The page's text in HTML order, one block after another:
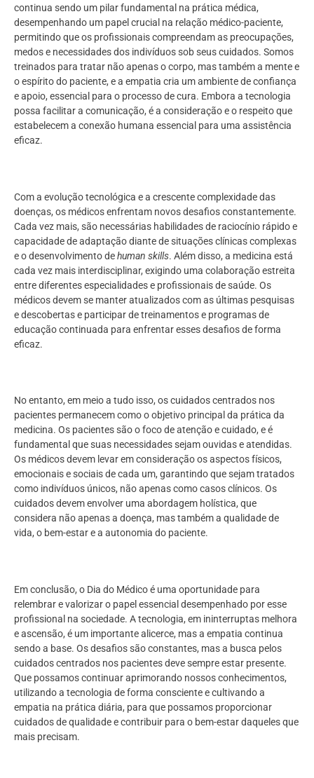
continua sendo um pilar fundamental na prática médica,
desempenhando um papel crucial na relação médico-paciente,
permitindo que os profissionais compreendam as preocupações,
medos e necessidades dos indivíduos sob seus cuidados. Somos
treinados para tratar não apenas o corpo, mas também a mente e
o espírito do paciente, e a empatia cria um ambiente de confiança
e apoio, essencial para o processo de cura. Embora a tecnologia
possa facilitar a comunicação, é a consideração e o respeito que
estabelecem a conexão humana essencial para uma assistência
eficaz.
Com a evolução tecnológica e a crescente complexidade das
doenças, os médicos enfrentam novos desafios constantemente.
Cada vez mais, são necessárias habilidades de raciocínio rápido e
capacidade de adaptação diante de situações clínicas complexas
e o desenvolvimento dehuman skills. Além disso, a medicina está
cada vez mais interdisciplinar, exigindo uma colaboração estreita
entre diferentes especialidades e profissionais de saúde. Os
médicos devem se manter atualizados com as últimas pesquisas
e descobertas e participar de treinamentos e programas de
educação continuada para enfrentar esses desafios de forma
eficaz.
No entanto, em meio a tudo isso, os cuidados centrados nos
pacientes permanecem como o objetivo principal da prática da
medicina. Os pacientes são o foco de atenção e cuidado, e é
fundamental que suas necessidades sejam ouvidas e atendidas.
Os médicos devem levar em consideração os aspectos físicos,
emocionais e sociais de cada um, garantindo que sejam tratados
como indivíduos únicos, não apenas como casos clínicos. Os
cuidados devem envolver uma abordagem holística, que
considera não apenas a doença, mas também a qualidade de
vida, o bem-estar e a autonomia do paciente.
Em conclusão, o Dia do Médico é uma oportunidade para
relembrar e valorizar o papel essencial desempenhado por esse
profissional na sociedade. A tecnologia, em ininterruptas melhora
e ascensão, é um importante alicerce, mas a empatia continua
sendo a base. Os desafios são constantes, mas a busca pelos
cuidados centrados nos pacientes deve sempre estar presente.
Que possamos continuar aprimorando nossos conhecimentos,
utilizando a tecnologia de forma consciente e cultivando a
empatia na prática diária, para que possamos proporcionar
cuidados de qualidade e contribuir para o bem-estar daqueles que
mais precisam.